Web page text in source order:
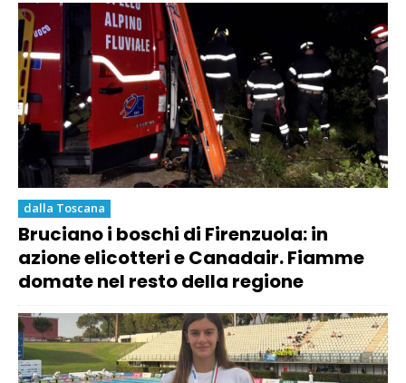
dalla Toscana
Bruciano i boschi di Firenzuola: in
azione elicotteri e Canadair. Fiamme
domate nel resto della regione